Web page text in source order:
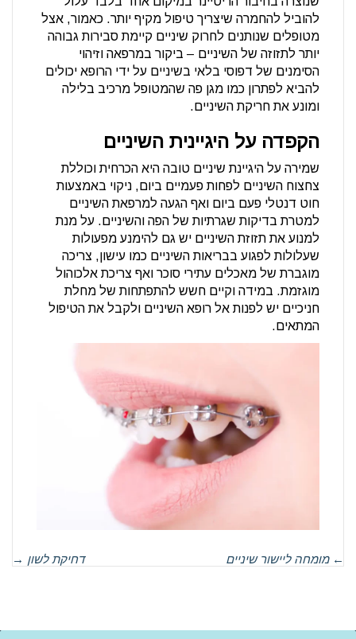
להוביל להחמרה שיצריך טיפול מקיף יותר. כאמור, אצל
מטופלים שנותנים לחרוק שיניים קיימת סבירות גבוהה
יותר לתזוזה של השיניים – ביקור במרפאה וזיהוי
הסימנים של דפוסי בלאי בשיניים על ידי הרופא יכולים
להביא לפתרון כמו מגן פה שהמטופל מרכיב בלילה
ומונע את חריקת השיניים.
הקפדה על היגיינית השיניים
שמירה על היגיינת שיניים טובה היא הכרחית וכוללת
צחצוח השיניים לפחות פעמיים ביום, ניקוי באמצעות
חוט דנטלי פעם ביום ואף הגעה למרפאת השיניים
למטרת בדיקות שגרתיות של הפה והשיניים. על מנת
למנוע את תזוזת השיניים יש גם להימנע מפעולות
שעלולות לפגוע בבריאות השיניים כמו עישון, צריכה
מוגברת של מאכלים עתירי סוכר ואף צריכת אלכוהול
מוגזמת. במידה וקיים חשש להתפתחות של מחלת
חניכיים יש לפנות אל רופא השיניים ולקבל את הטיפול
המתאים.
← מומחה ליישור שיניים דחיקת לשון →